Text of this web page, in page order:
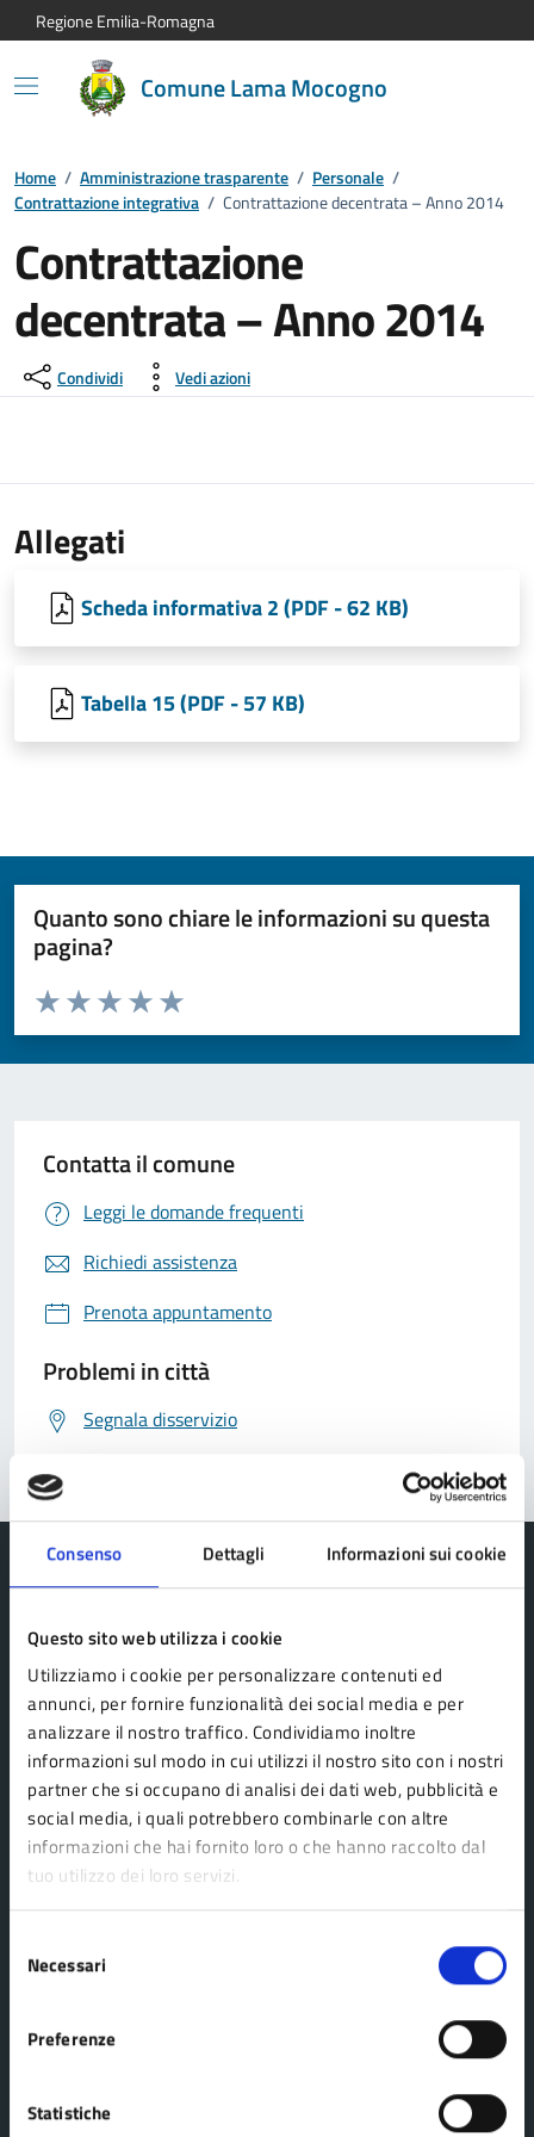
Consenso Dettagli Informazioni sui cookie
Questo sito web utilizza i cookie
Utilizziamo i cookie per personalizzare contenuti ed
annunci, per fornire funzionalità dei social media e per
analizzare il nostro traffico. Condividiamo inoltre
informazioni sul modo in cui utilizzi il nostro sito con i nostri
partner che si occupano di analisi dei dati web, pubblicità e
social media, i quali potrebbero combinarle con altre
informazioni che hai fornito loro o che hanno raccolto dal
tuo utilizzo dei loro servizi.
delNecessari
Preferenze
Statistiche
Vai al contenuto principale
Vai alla navigazione del sito
Vai al piede di pagina
Regione Emilia-Romagna
Comune Lama Mocogno
Home / Amministrazione trasparente / Personale /
Contrattazione integrativa / Contrattazione decentrata – Anno 2014
Contrattazione
decentrata – Anno 2014
Condividi Vedi azioni
Allegati
Scheda informativa 2 (PDF - 62 KB)
Tabella 15 (PDF - 57 KB)
Quanto sono chiare le informazioni su questa
pagina?
Valuta da 1 a 5 stelle la pagina
Valuta 5 stelle su 5
Valuta 4 stelle su 5
Valuta 3 stelle su 5
Valuta 2 stelle su 5
Valuta 1 stelle su 5
Contatta il comune
Leggi le domande frequenti
Richiedi assistenza
Prenota appuntamento
Problemi in città
Segnala disservizio
Comune Lama Mocogno
AMMINISTRAZIONE
Organi di governo
Aree amministrative
Uffici
Enti e fondazioni
Personale amministrativo